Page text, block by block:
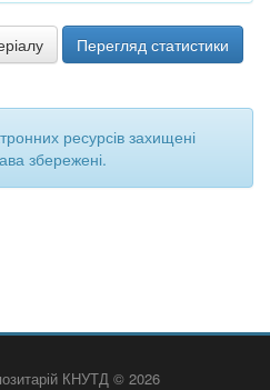
Перегляд статистики
ресурсів захищені
збережені.
КНУТД © 2026